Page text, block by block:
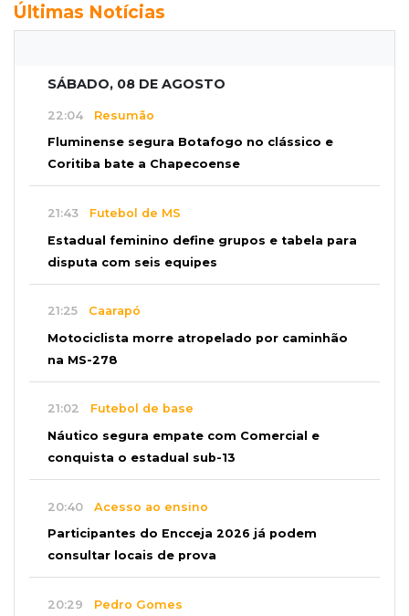
Últimas Notícias
SÁBADO, 08 DE AGOSTO
22:04 Resumão
Fluminense segura Botafogo no clássico e
Coritiba bate a Chapecoense
21:43 Futebol de MS
Estadual feminino define grupos e tabela para
disputa com seis equipes
21:25 Caarapó
Motociclista morre atropelado por caminhão
na MS-278
21:02 Futebol de base
Náutico segura empate com Comercial e
conquista o estadual sub-13
20:40 Acesso ao ensino
Participantes do Encceja 2026 já podem
consultar locais de prova
20:29 Pedro Gomes